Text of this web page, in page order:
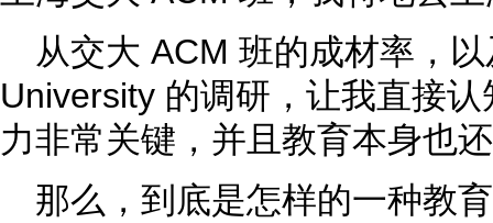
从交大 ACM 班的成材率，
University 的调研，让我直接
力非常关键，并且教育本身也
那么，到底是怎样的一种教